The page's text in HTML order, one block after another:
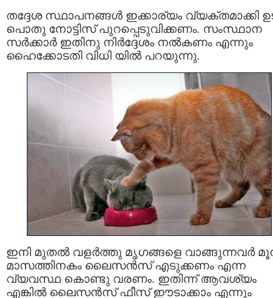
തദ്ദേശ സ്ഥാപനങ്ങൾ ഇക്കാര്യം വ്യക്തമാക്കി
പൊതു നോട്ടിസ് പുറപ്പെടുവിക്കണം. സംസ്ഥാന
സർക്കാർ ഇതിനു നിർദ്ദേശം നൽകണം എന്നും
ഹൈക്കോടതി വിധി യില്‍ പറയുന്നു.
ഇനി മുതല്‍ വളർത്തു മൃഗങ്ങളെ വാങ്ങുന്നവർ
മാസത്തിനകം ലൈസൻസ് എടുക്കണം എന്ന
വ്യവസ്ഥ കൊണ്ടു വരണം. ഇതിന്ന് ആവശ്യം
എങ്കിൽ ലൈസൻസ് ഫീസ് ഈടാക്കാം എന്നും